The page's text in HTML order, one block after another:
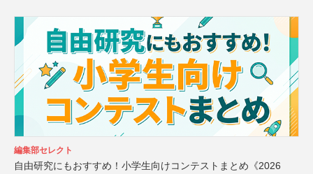
編集部セレクト
自由研究にもおすすめ！小学生向けコンテストまとめ《2026